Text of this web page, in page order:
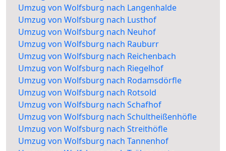
Umzug von Wolfsburg nach Langenhalde
Umzug von Wolfsburg nach Lusthof
Umzug von Wolfsburg nach Neuhof
Umzug von Wolfsburg nach Rauburr
Umzug von Wolfsburg nach Reichenbach
Umzug von Wolfsburg nach Riegelhof
Umzug von Wolfsburg nach Rodamsdörfle
Umzug von Wolfsburg nach Rotsold
Umzug von Wolfsburg nach Schafhof
Umzug von Wolfsburg nach Schultheißenhöfle
Umzug von Wolfsburg nach Streithöfle
Umzug von Wolfsburg nach Tannenhof